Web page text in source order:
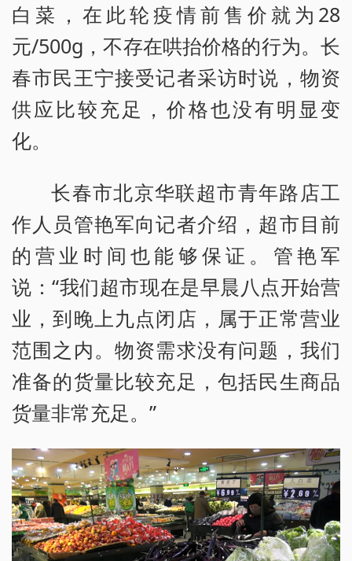
白菜，在此轮疫情前售价就为28
元/500g，不存在哄抬价格的行为。长
春市民王宁接受记者采访时说，物资
供应比较充足，价格也没有明显变
化。
长春市北京华联超市青年路店工
作人员管艳军向记者介绍，超市目前
的营业时间也能够保证。管艳军
说：“我们超市现在是早晨八点开始营
业，到晚上九点闭店，属于正常营业
范围之内。物资需求没有问题，我们
准备的货量比较充足，包括民生商品
货量非常充足。”